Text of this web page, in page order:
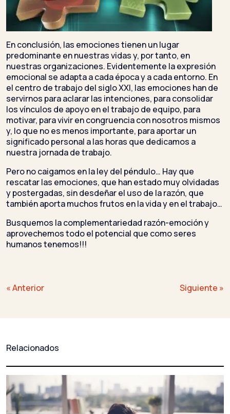
En conclusión, las emociones tienen un lugar
predominante en nuestras vidas y, por tanto, en
nuestras organizaciones. Evidentemente la expresión
emocional se adapta a cada época y a cada entorno. En
el centro de trabajo del siglo XXI, las emociones han de
servirnos para aclarar las intenciones, para consolidar
los vínculos de apoyo en el trabajo de equipo, para
motivar, para vivir en congruencia con nosotros mismos
y, lo que no es menos importante, para aportar un
significado personal a las horas que dedicamos a
nuestra jornada de trabajo.
Pero no caigamos en la ley del péndulo… Hay que
rescatar las emociones, que han estado muy olvidadas
y postergadas, sin desdeñar el uso de la razón, que
también aporta muchos frutos en la vida y en el trabajo…
Busquemos la complementariedad razón-emoción y
aprovechemos todo el potencial que como seres
humanos tenemos!!!
Navegación
« Anterior Siguiente »
Relacionados